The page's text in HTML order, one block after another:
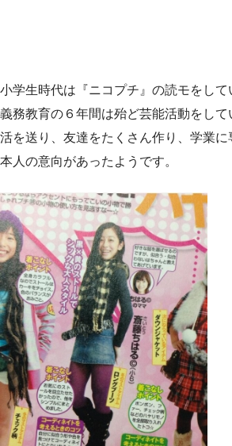
小学生時代は『ニコプチ』の読モをし
義務教育の６年間は殆ど芸能活動をし
活を送り、友達をたくさん作り、学業
本人の意向があったようです。